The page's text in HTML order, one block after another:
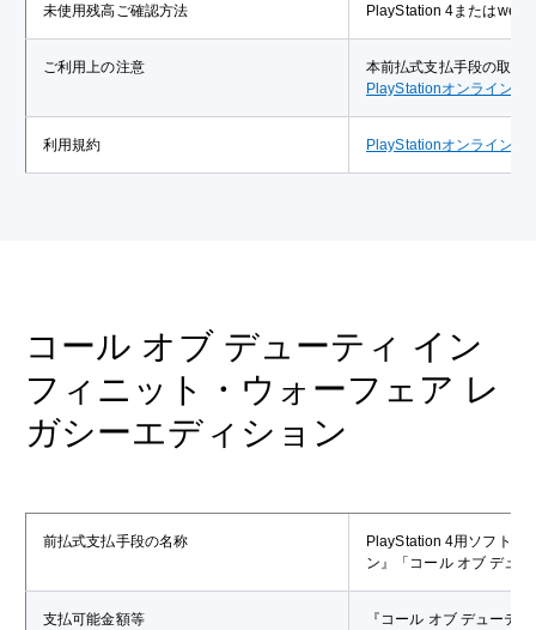
未使用残高ご確認方法 PlayStation 4またはweb
ご利用上の注意
本前払式支払手段の取扱
PlayStationオンラインサ
利用規約 PlayStationオンラインサ
コール オブ デューティ イン
フィニット・ウォーフェア レ
ガシーエディション
前払式支払手段の名称
PlayStation 4用ソフトウ
ン』「コール オブ デュ
支払可能金額等
『コール オブ デューテ